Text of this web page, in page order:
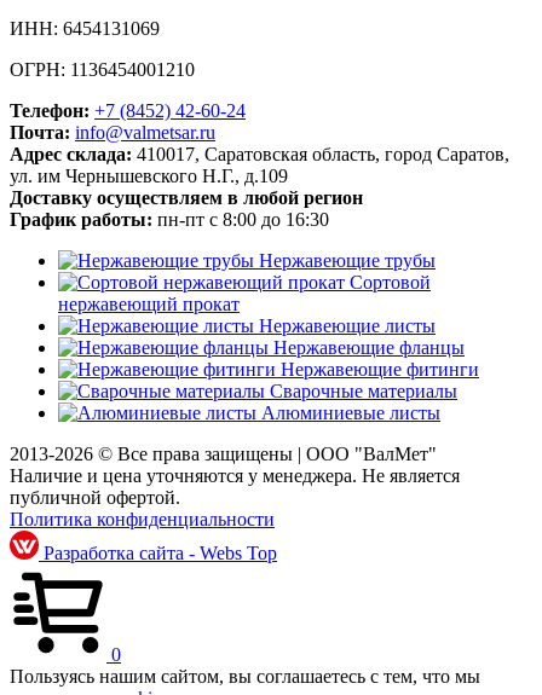
ИНН: 6454131069
ОГРН: 1136454001210
Телефон: +7 (8452) 42-60-24
Почта: info@valmetsar.ru
Адрес склада: 410017, Саратовская область, город Саратов,
ул. им Чернышевского Н.Г., д.109
Доставку осуществляем в любой регион
График работы: пн-пт с 8:00 до 16:30
Нержавеющие трубы
Сортовой
нержавеющий прокат
Нержавеющие листы
Нержавеющие фланцы
Нержавеющие фитинги
Сварочные материалы
Алюминиевые листы
2013-2026 © Все права защищены | ООО "ВалМет"
Наличие и цена уточняются у менеджера. Не является
публичной офертой.
Политика конфиденциальности
Разработка сайта - Webs Top
0
Пользуясь нашим сайтом, вы соглашаетесь с тем, что мы